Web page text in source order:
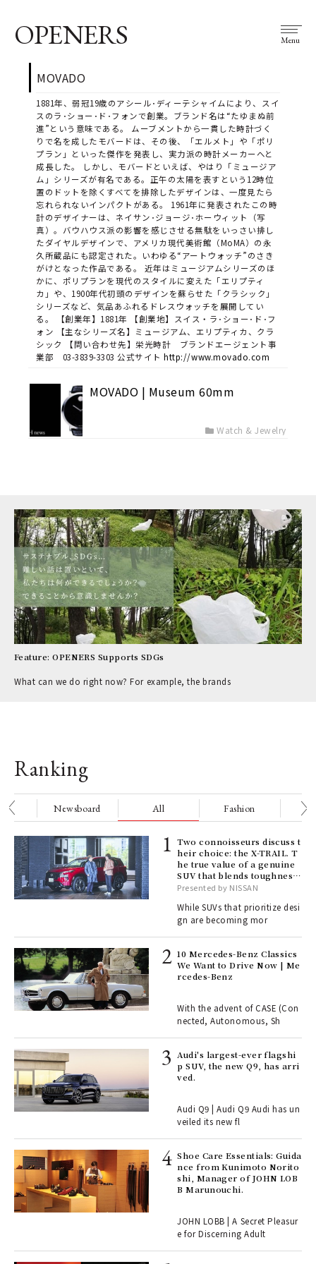
OPENERS Menu
MOVADO
1881年、弱冠19歳のアシール･ディーテシャイムにより、スイ
スのラ･ショー･ド･フォンで創業。ブランド名は“たゆまぬ前
進”という意味である。 ムーブメントから一貫した時計づく
りで名を成したモバードは、その後、「エルメト」や「ポリ
プラン」といった傑作を発表し、実力派の時計メーカーへと
成長した。 しかし、モバードといえば、やはり「ミュージア
ム」シリーズが有名である。正午の太陽を表すという12時位
置のドットを除くすべてを排除したデザインは、一度見たら
忘れられないインパクトがある。 1961年に発表されたこの時
計のデザイナーは、ネイサン･ジョージ･ホーウィット（写
真）。バウハウス派の影響を感じさせる無駄をいっさい排し
たダイヤルデザインで、アメリカ現代美術館（MoMA）の永
久所蔵品にも認定された。いわゆる“アートウォッチ”のさき
がけとなった作品である。 近年はミュージアムシリーズのほ
かに、ポリプランを現代のスタイルに変えた「エリプティ
カ」や、1900年代初頭のデザインを蘇らせた「クラシック」
シリーズなど、気品あふれるドレスウォッチを展開してい
る。 【創業年】1881年 【創業地】スイス・ラ･ショー･ド･フ
ォン 【主なシリーズ名】ミュージアム、エリプティカ、クラ
シック 【問い合わせ先】栄光時計 ブランドエージェント事
業部 03-3839-3303 公式サイトhttp://www.movado.com
MOVADO | Museum 60mm
Watch & Jewelry
Feature: OPENERS Supports SDGs
What can we do right now? For example, the brands
Ranking
Newsboard All Fashion
Two connoisseurs discuss t
heir choice: the X-TRAIL. T
he true value of a genuine
SUV that blends toughness
with elegance.
Presented by NISSAN
While SUVs that prioritize desi
gn are becoming mor
10 Mercedes-Benz Classics
We Want to Drive Now | Me
rcedes-Benz
With the advent of CASE (Con
nected, Autonomous, Sh
Audi's largest-ever flagshi
p SUV, the new Q9, has arri
ved.
Audi Q9 | Audi Q9 Audi has un
veiled its new fl
Shoe Care Essentials: Guida
nce from Kunimoto Norito
shi, Manager of JOHN LOB
B Marunouchi.
JOHN LOBB | A Secret Pleasur
e for Discerning Adult